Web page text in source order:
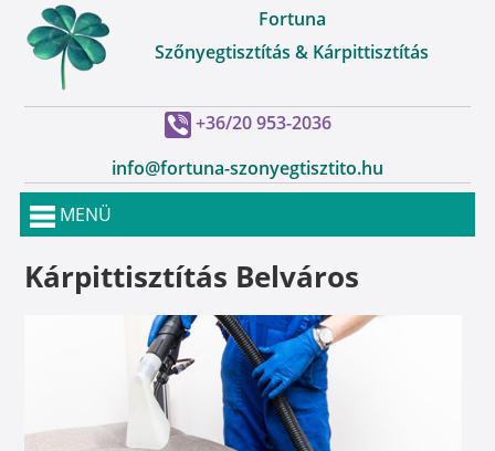
Fortuna
Szőnyegtisztítás & Kárpittisztítás
+36/20 953-2036
info@fortuna-szonyegtisztito.hu
MENÜ
Kárpittisztítás Belváros